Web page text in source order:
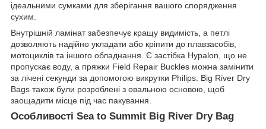
ідеальними сумками для зберігання вашого спорядження
сухим.
Внутрішній ламінат забезпечує кращу видимість, а петлі
дозволяють надійно укладати або кріпити до плавзасобів,
мотоциклів та іншого обладнання. Є застібка Hypalon, що не
пропускає воду, а пряжки Field Repair Buckles можна замінити
за лічені секунди за допомогою викрутки Philips. Big River Dry
Bags також були розроблені з овальною основою, щоб
заощадити місце під час пакування.
Особливості Sea to Summit Big River Dry Bag